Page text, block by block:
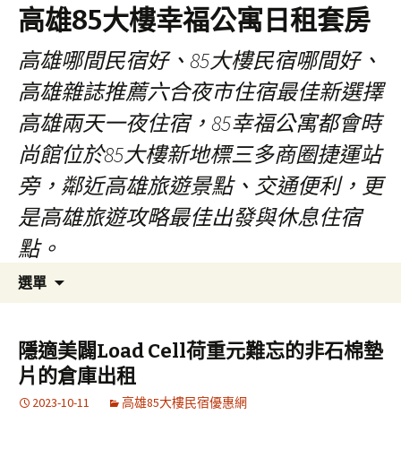
高雄85大樓幸福公寓日租套房
高雄哪間民宿好、85大樓民宿哪間好、
高雄雜誌推薦六合夜市住宿最佳新選擇
高雄兩天一夜住宿，85幸福公寓都會時
尚館位於85大樓新地標三多商圈捷運站
旁，鄰近高雄旅遊景點、交通便利，更
是高雄旅遊攻略最佳出發與休息住宿
點。
選單
容
區
鍵
字:
隱適美闢Load Cell荷重元難忘的非石棉墊
片的倉庫出租
2023-10-11 高雄85大樓民宿優惠網